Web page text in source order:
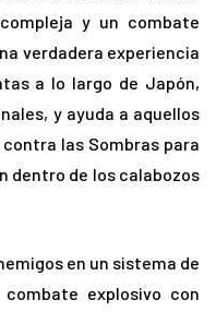
y un combate
verdadera experiencia
a lo largo de Japón,
y ayuda a aquellos
las Sombras para
dentro de los calabozos
en un sistema de
explosivo con